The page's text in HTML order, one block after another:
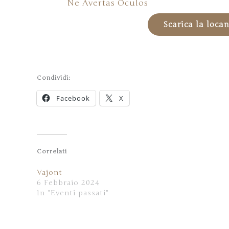
Ne Avertas Oculos
Scarica la
Condividi:
Facebook X
Correlati
Vajont
6 Febbraio 2024
In "Eventi passati"